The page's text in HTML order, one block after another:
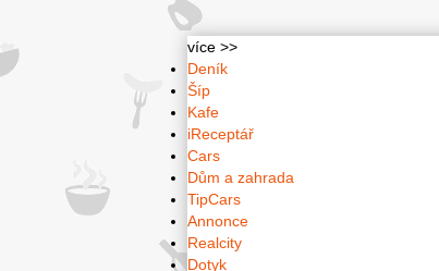
více >>
Deník
Šíp
Kafe
iReceptář
Cars
Dům a zahrada
TipCars
Annonce
Realcity
Dotyk